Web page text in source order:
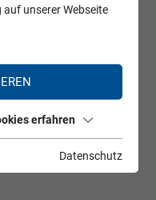
Parast
unserer Webseite
erfahren
Datenschutz